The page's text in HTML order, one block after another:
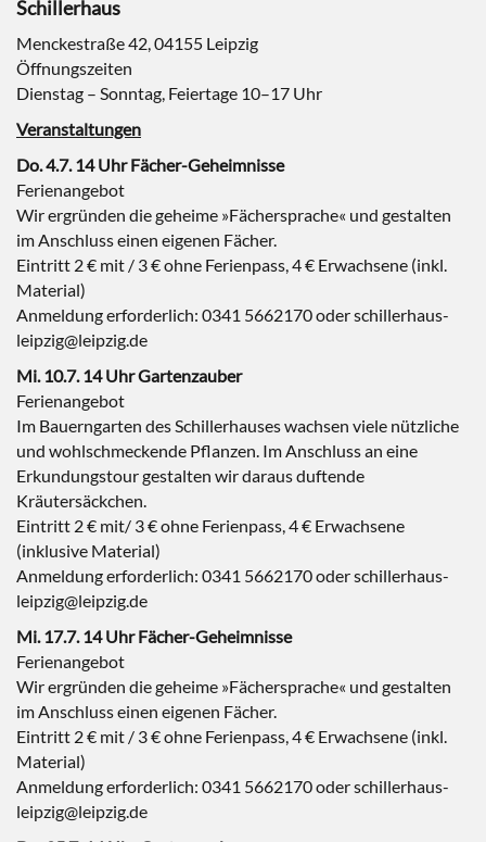
Schillerhaus
Menckestraße 42, 04155 Leipzig
Öffnungszeiten
Dienstag – Sonntag, Feiertage 10–17 Uhr
Veranstaltungen
Do. 4.7. 14 Uhr Fächer-Geheimnisse
Ferienangebot
Wir ergründen die geheime »Fächersprache« und gestalten
im Anschluss einen eigenen Fächer.
Eintritt 2 € mit / 3 € ohne Ferienpass, 4 € Erwachsene (inkl.
Material)
Anmeldung erforderlich: 0341 5662170 oder schillerhaus-
leipzig@leipzig.de
Mi. 10.7. 14 Uhr Gartenzauber
Ferienangebot
Im Bauerngarten des Schillerhauses wachsen viele nützliche
und wohlschmeckende Pflanzen. Im Anschluss an eine
Erkundungstour gestalten wir daraus duftende
Kräutersäckchen.
Eintritt 2 € mit/ 3 € ohne Ferienpass, 4 € Erwachsene
(inklusive Material)
Anmeldung erforderlich: 0341 5662170 oder schillerhaus-
leipzig@leipzig.de
Mi. 17.7. 14 Uhr Fächer-Geheimnisse
Ferienangebot
Wir ergründen die geheime »Fächersprache« und gestalten
im Anschluss einen eigenen Fächer.
Eintritt 2 € mit / 3 € ohne Ferienpass, 4 € Erwachsene (inkl.
Material)
Anmeldung erforderlich: 0341 5662170 oder schillerhaus-
leipzig@leipzig.de